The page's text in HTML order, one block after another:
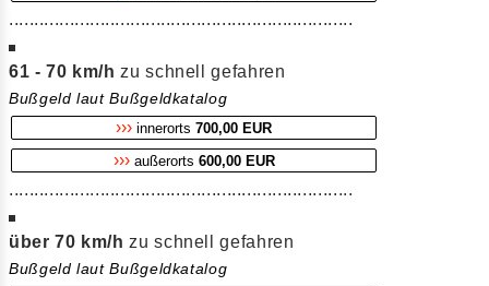
....................................................................
61 - 70 km/h zu schnell gefahren
Bußgeld laut Bußgeldkatalog
››› innerorts 700,00 EUR
›››außerorts 600,00 EUR
....................................................................
über 70 km/h zu schnell gefahren
Bußgeld laut Bußgeldkatalog